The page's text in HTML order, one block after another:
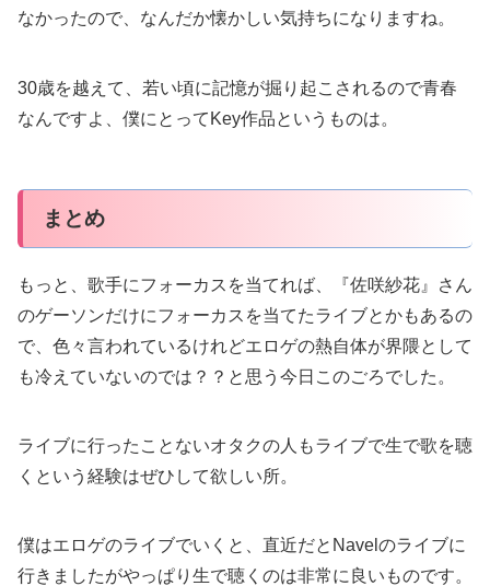
なかったので、なんだか懐かしい気持ちになりますね。
30歳を越えて、若い頃に記憶が掘り起こされるので青春
なんですよ、僕にとってKey作品というものは。
まとめ
もっと、歌手にフォーカスを当てれば、『佐咲紗花』さん
のゲーソンだけにフォーカスを当てたライブとかもあるの
で、色々言われているけれどエロゲの熱自体が界隈として
も冷えていないのでは？？と思う今日このごろでした。
ライブに行ったことないオタクの人もライブで生で歌を聴
くという経験はぜひして欲しい所。
僕はエロゲのライブでいくと、直近だとNavelのライブに
行きましたがやっぱり生で聴くのは非常に良いものです。